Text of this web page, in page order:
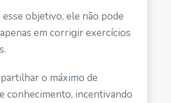
esse objetivo, ele não pode
em corrigir exercícios
o máximo de
conhecimento, incentivando